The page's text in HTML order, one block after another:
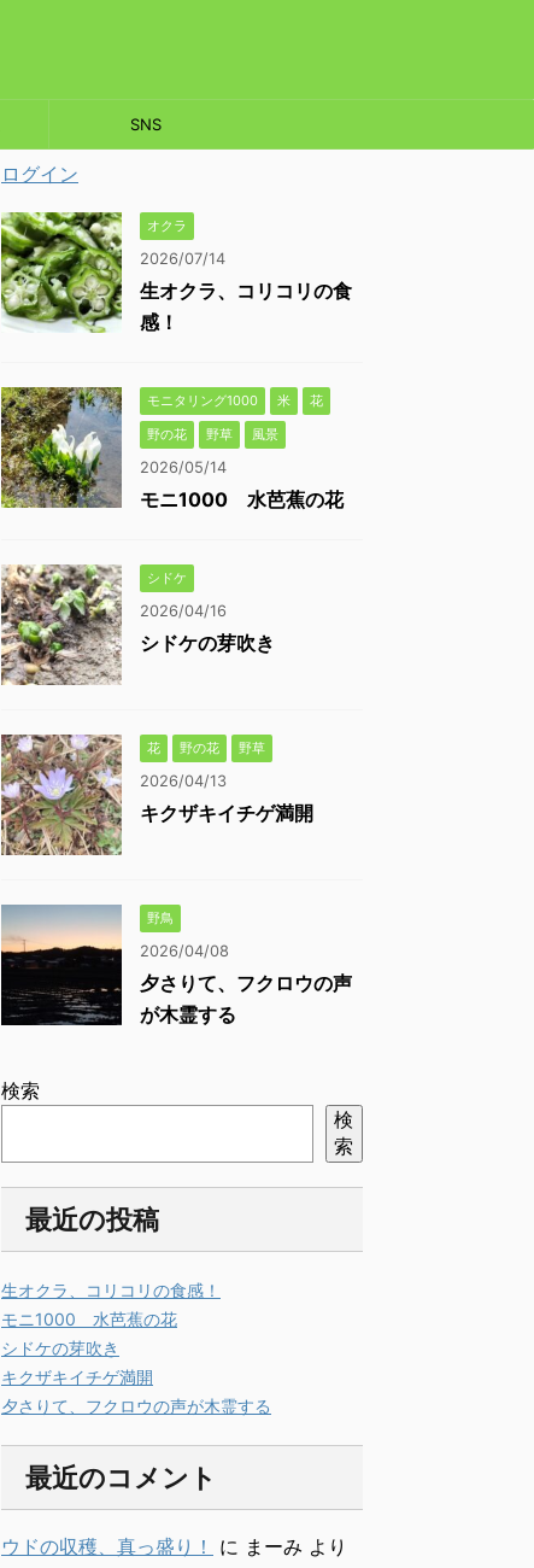
SNS
ログイン
オクラ
2026/07/14
生オクラ、コリコリの食
感！
モニタリング1000 米
花
野の花
野草 風景
2026/05/14
モニ1000 水芭蕉の花
シドケ
2026/04/16
シドケの芽吹き
花 野の花 野草
2026/04/13
キクザキイチゲ満開
野鳥
2026/04/08
夕さりて、フクロウの声
が木霊する
検索
検
索
最近の投稿
生オクラ、コリコリの食感！
モニ1000 水芭蕉の花
シドケの芽吹き
キクザキイチゲ満開
夕さりて、フクロウの声が木霊する
最近のコメント
ウドの収穫、真っ盛り！ に まーみ より